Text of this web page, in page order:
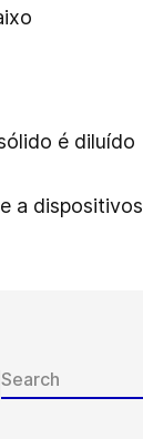
é diluído
a dispositivos